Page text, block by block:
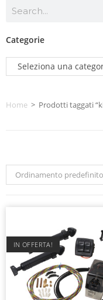
Categorie
Home > Prodotti taggati
Ordinamento predefinito
IN OFFERTA!